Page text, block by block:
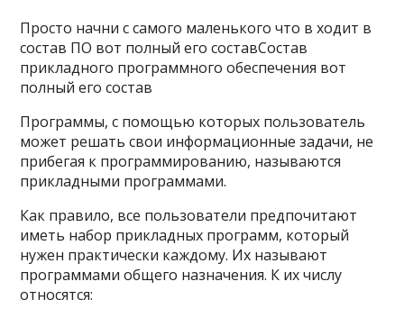
Просто начни с самого маленького что в ходит в
состав ПО вот полный его составСостав
прикладного программного обеспечения вот
полный его состав
Программы, с помощью которых пользователь
может решать свои информационные задачи, не
прибегая к программированию, называются
прикладными программами.
Как правило, все пользователи предпочитают
иметь набор прикладных программ, который
нужен практически каждому. Их называют
программами общего назначения. К их числу
относятся: